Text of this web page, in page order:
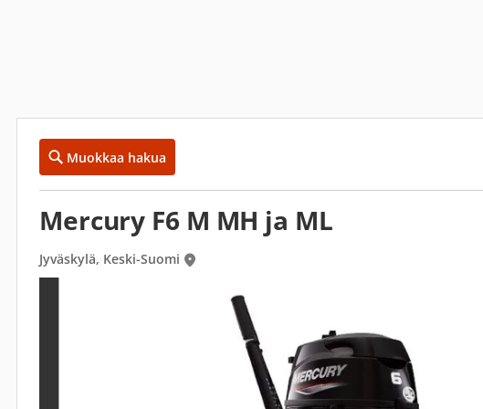
Muokkaa hakua
Mercury F6 M MH ja ML
Jyväskylä, Keski-Suomi